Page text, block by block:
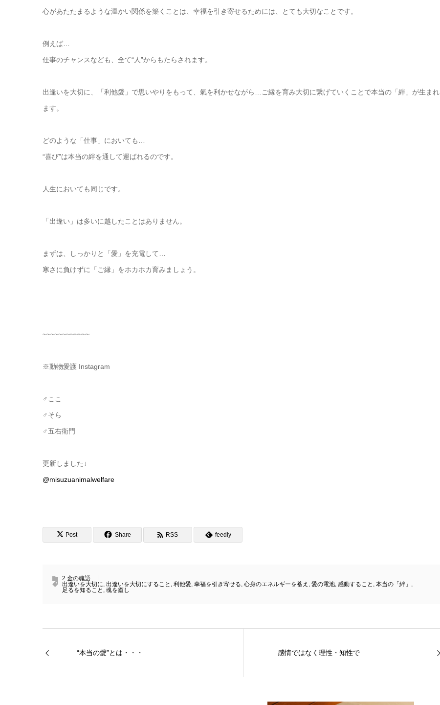
心があたたまるような温かい関係を築くことは、幸福を引き寄せるためには、とても大切なことです。
例えば…
仕事のチャンスなども、全て“人”からもたらされます。
出逢いを大切に、「利他愛」で思いやりをもって、氣を利かせながら…ご縁を育み大切に繋げていくことで本当の「絆」が生まれ
ます。
どのような「仕事」においても…
“喜び”は本当の絆を通して運ばれるのです。
人生においても同じです。
「出逢い」は多いに越したことはありません。
まずは、しっかりと「愛」を充電して…
寒さに負けずに「ご縁」をホカホカ育みましょう。
~~~~~~~~~~~~
※動物愛護 Instagram
♂ここ
♂そら
♂五右衛門
更新しました↓
@misuzuanimalwelfare
Post Share RSS feedly
2.金の魂語
出逢いを大切に, 出逢いを大切にすること , 利他愛, 幸福を引き寄せる, 心身のエネルギーを蓄え , 愛の電池, 感動すること , 本当の「絆」 ,
足るを知ること , 魂を癒し
“本当の愛”とは・・・ 感情ではなく理性・知性で